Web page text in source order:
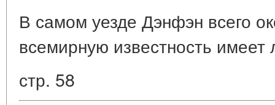
В самом уезде Дэнфэн всего
всемирную известность
стр. 58